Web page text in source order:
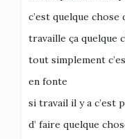
c’est quelque
travaille ça quelque
tout simplement
en fonte
si travail il y a c’est
d’ faire quelque